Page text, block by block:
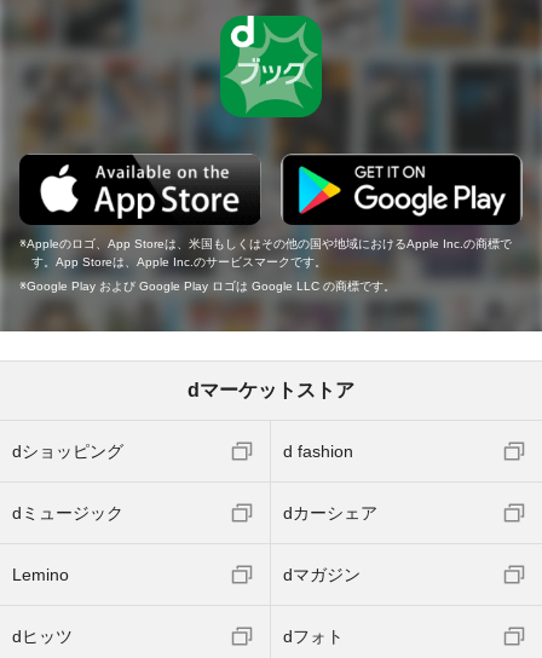
Appleのロゴ、App Storeは、米国もしくはその他の国や地域におけるApple Inc.の商標で
す。App Storeは、Apple Inc.のサービスマークです。
Google Play および Google Play ロゴは Google LLC の商標です。
dマーケットストア
dショッピング d fashion
dミュージック dカーシェア
Lemino dマガジン
dヒッツ dフォト